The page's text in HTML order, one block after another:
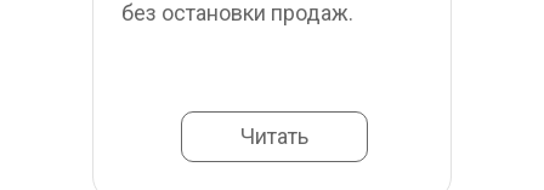
Читать
без остановки продаж.